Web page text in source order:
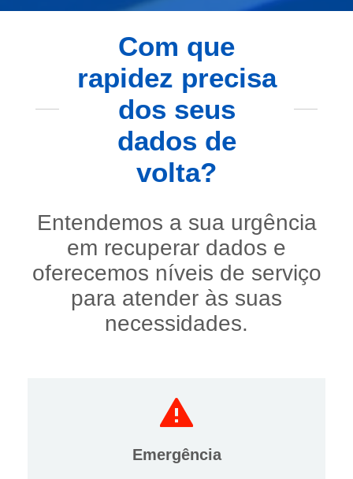
Com que
rapidez precisa
dos seus
dados de
volta?
Entendemos a sua urgência
em recuperar dados e
oferecemos níveis de serviço
para atender às suas
necessidades.
Emergência